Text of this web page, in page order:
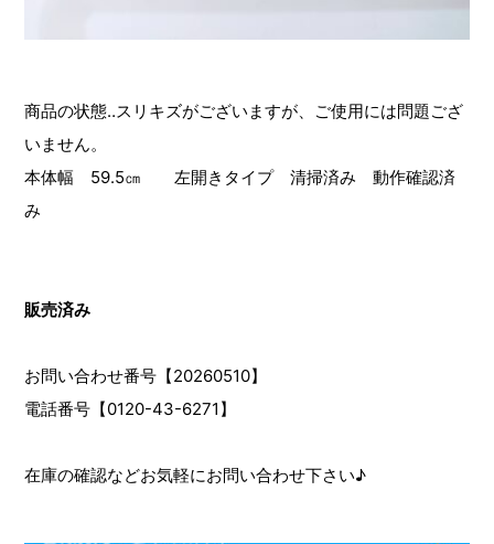
商品の状態‥スリキズがございますが、ご使用には問題ござ
いません。
本体幅 59.5㎝ 左開きタイプ 清掃済み 動作確認済
み
販売済み
お問い合わせ番号【20260510】
電話番号【0120-43-6271】
在庫の確認などお気軽にお問い合わせ下さい♪